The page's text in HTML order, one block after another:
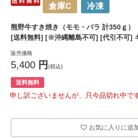
倉庫C 冷凍
熊野牛すき焼き（モモ・バラ 計350ｇ）
[送料無料] [※沖縄離島不可] [代引不可]
販売価格
5,400 円(税込)
送料無料
申し訳ございませんが、只今品切れ中です
お気に入りに追